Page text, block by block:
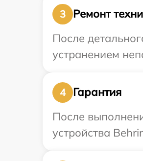
3
Ремонт
После
устранением
4
Гарантия
После
устройства